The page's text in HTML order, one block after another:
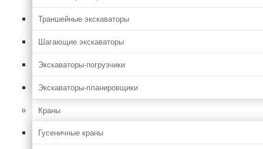
Траншейные экскаваторы
Шагающие экскаваторы
Экскаваторы-погрузчики
Экскаваторы-планировщики
Краны
Гусеничные краны